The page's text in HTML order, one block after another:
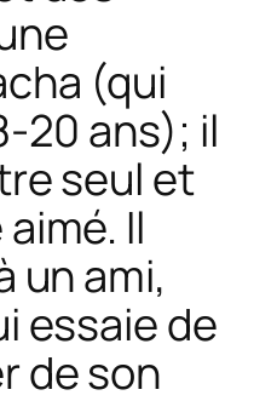
(qui
20 ans); il
seul et
Il
un ami,
essaie de
de son